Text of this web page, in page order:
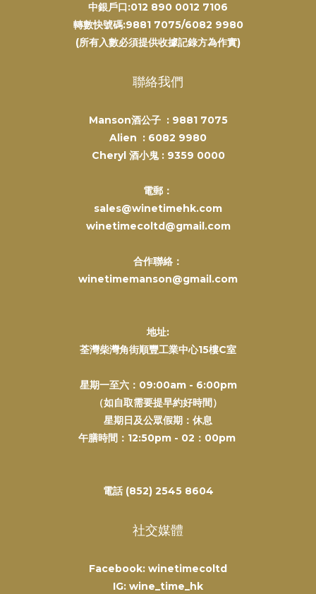
中銀戶口:012 890 0012 7106
轉數快號碼:9881 7075/6082 9980
(所有入數必須提供收據記錄方為作實)
聯絡我們
Manson酒公子 : 9881 7075
Alien : 6082 9980
Cheryl 酒小鬼 : 9359 0000
電郵：
sales@winetimehk.com
winetimecoltd@gmail.com
合作聯絡：
winetimemanson@gmail.com
地址:
荃灣柴灣角街順豐工業中心15樓C室
星期一至六：09:00am - 6:00pm
（如自取需要提早約好時間）
星期日及公眾假期：休息
午膳時間：12:50pm - 02：00pm
電話 (852) 2545 8604
社交媒體
Facebook: winetimecoltd
IG: wine_time_hk